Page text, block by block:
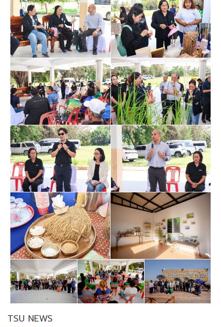
TSU NEWS